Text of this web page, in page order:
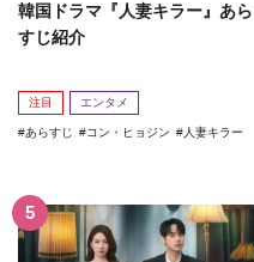
韓国ドラマ『人妻キラー』あら
すじ紹介
注目 エンタメ
あらすじ コン・ヒョジン 人妻キラー